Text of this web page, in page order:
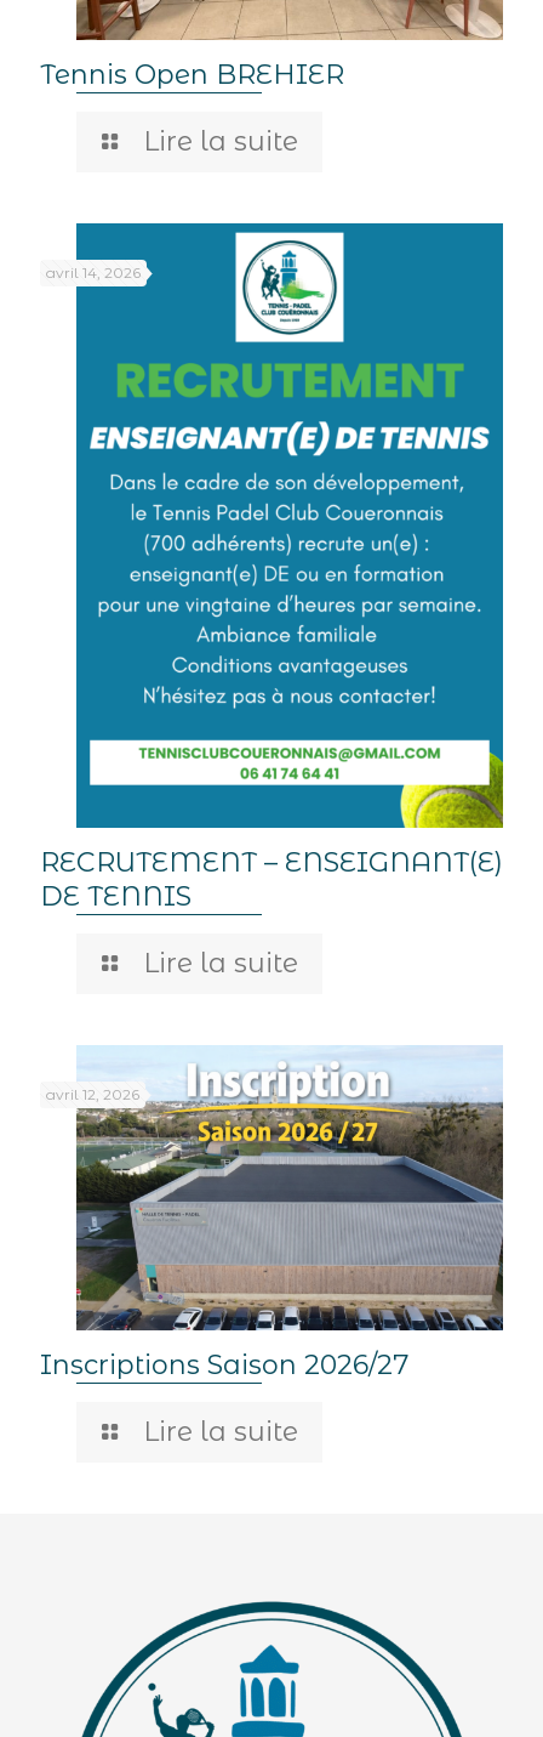
Tennis Open BREHIER
Lire la suite
avril 14, 2026
RECRUTEMENT – ENSEIGNANT(E)
DE TENNIS
Lire la suite
avril 12, 2026
Inscriptions Saison 2026/27
Lire la suite